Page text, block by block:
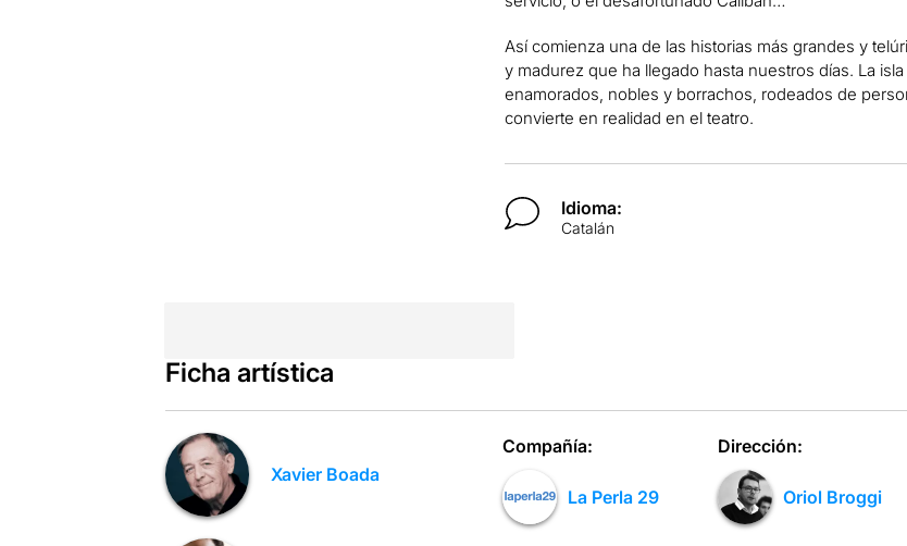
Así comienza una de las historias más grandes y
y madurez que ha llegado hasta nuestros días. La
enamorados, nobles y borrachos, rodeados de
convierte en realidad en el teatro.
Idioma:
Catalán
Ficha artística
Xavier Boada
Compañía:
La Perla 29
Dirección:
Oriol Broggi